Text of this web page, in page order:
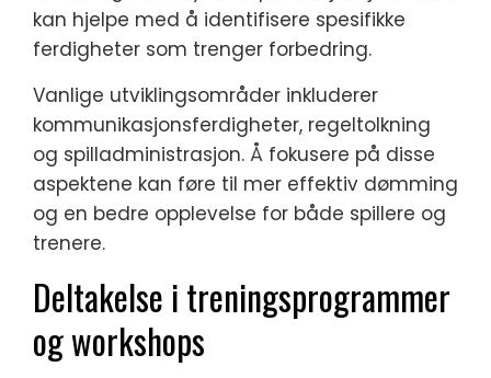
kan hjelpe med å identifisere spesifikke
ferdigheter som trenger forbedring.
Vanlige utviklingsområder inkluderer
kommunikasjonsferdigheter, regeltolkning
og spilladministrasjon. Å fokusere på disse
aspektene kan føre til mer effektiv dømming
og en bedre opplevelse for både spillere og
trenere.
Deltakelse i treningsprogrammer
og workshops